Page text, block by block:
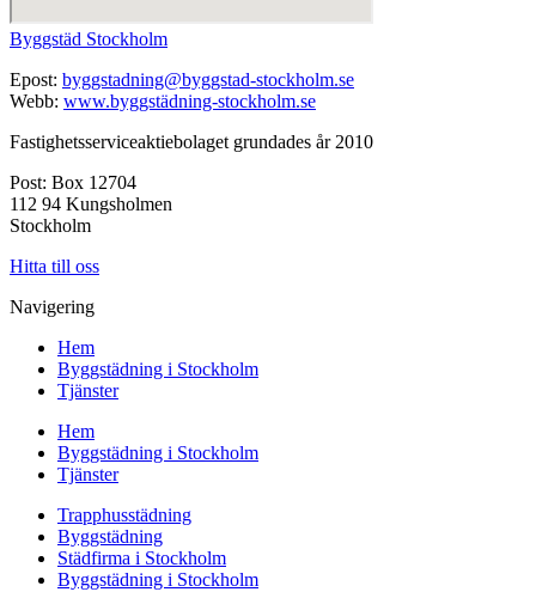
Byggstäd Stockholm
Epost: byggstadning@byggstad-stockholm.se
Webb: www.byggstädning-stockholm.se
Fastighetsserviceaktiebolaget grundades år 2010
Post: Box 12704
112 94 Kungsholmen
Stockholm
Hitta till oss
Navigering
Hem
Byggstädning i Stockholm
Tjänster
Hem
Byggstädning i Stockholm
Tjänster
Trapphusstädning
Byggstädning
Städfirma i Stockholm
Byggstädning i Stockholm